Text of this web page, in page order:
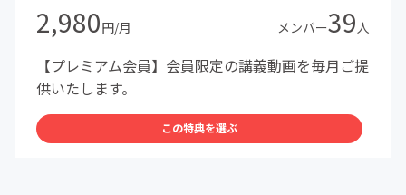
2,980円/月 メンバー39人
【プレミアム会員】会員限定の講義動画を毎月ご提
供いたします。
この特典を選ぶ